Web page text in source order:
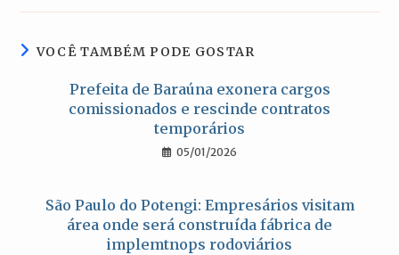
nova nova nova nova
VOCÊ TAMBÉM PODE GOSTAR
Prefeita de Baraúna exonera cargos
comissionados e rescinde contratos
temporários
05/01/2026
São Paulo do Potengi: Empresários visitam
área onde será construída fábrica de
implemtnops rodoviários